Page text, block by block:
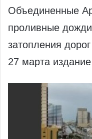
Объединенные
проливные
затопления
27 марта